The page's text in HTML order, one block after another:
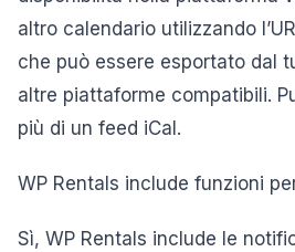
altro calendario utilizzando
che può essere esportato dal
altre piattaforme compatibili.
più di un feed iCal.
WP Rentals include funzioni
Sì, WP Rentals include le